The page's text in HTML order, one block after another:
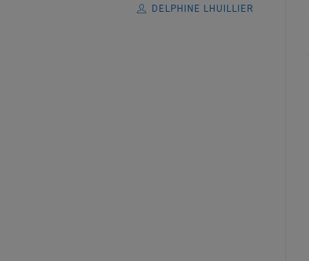
DELPHINE LHUILLIER